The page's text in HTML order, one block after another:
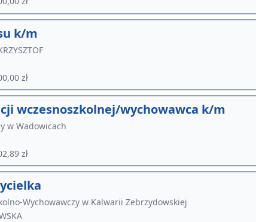
k/m
zł
wczesnoszkolnej/wychowawca k/m
w Wadowicach
zł
Wychowawczy w Kalwarii Zebrzydowskiej